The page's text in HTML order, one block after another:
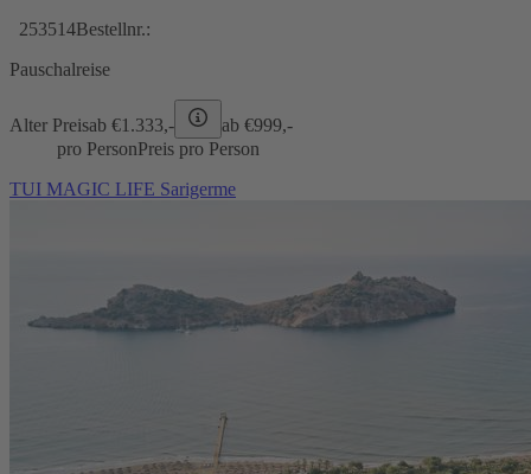
253514Bestellnr.:
Pauschalreise
Alter Preisab €1.333,- ab €999,-
pro PersonPreis pro Person
TUI MAGIC LIFE Sarigerme